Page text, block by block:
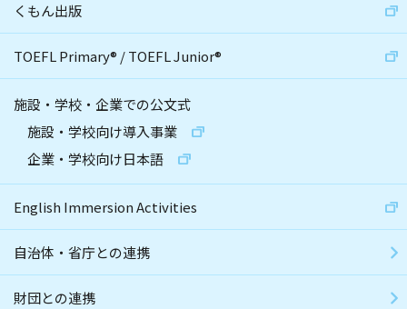
くもん出版
TOEFL Primary® /TOEFL Junior®
施設・学校・企業での公文式
施設・学校向け導入事業
企業・学校向け日本語
English Immersion Activities
自治体・省庁との連携
財団との連携